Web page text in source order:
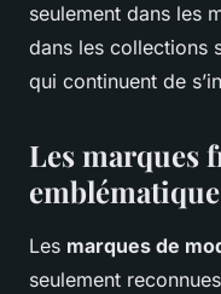
seulement dans les
dans les collections
qui continuent de
Les marques
Les marques de
seulement